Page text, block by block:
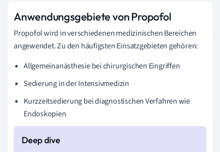
Anwendungsgebiete von Propofol
Propofol wird in verschiedenen medizinischen Bereichen
angewendet. Zu den häufigsten Einsatzgebieten gehören:
Allgemeinanästhesie bei chirurgischen Eingriffen
Sedierung in der Intensivmedizin
Kurzzeitsedierung bei diagnostischen Verfahren wie
Endoskopien